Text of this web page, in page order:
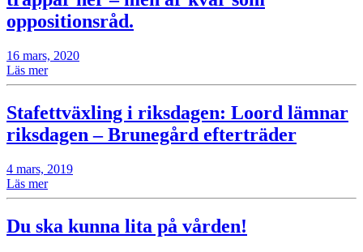
oppositionsråd.
16 mars, 2020
Läs mer
Stafettväxling i riksdagen: Loord lämnar
riksdagen – Brunegård efterträder
4 mars, 2019
Läs mer
Du ska kunna lita på vården!